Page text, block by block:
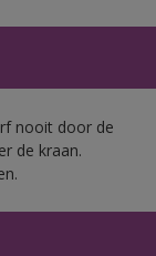
nooit door de
de kraan.